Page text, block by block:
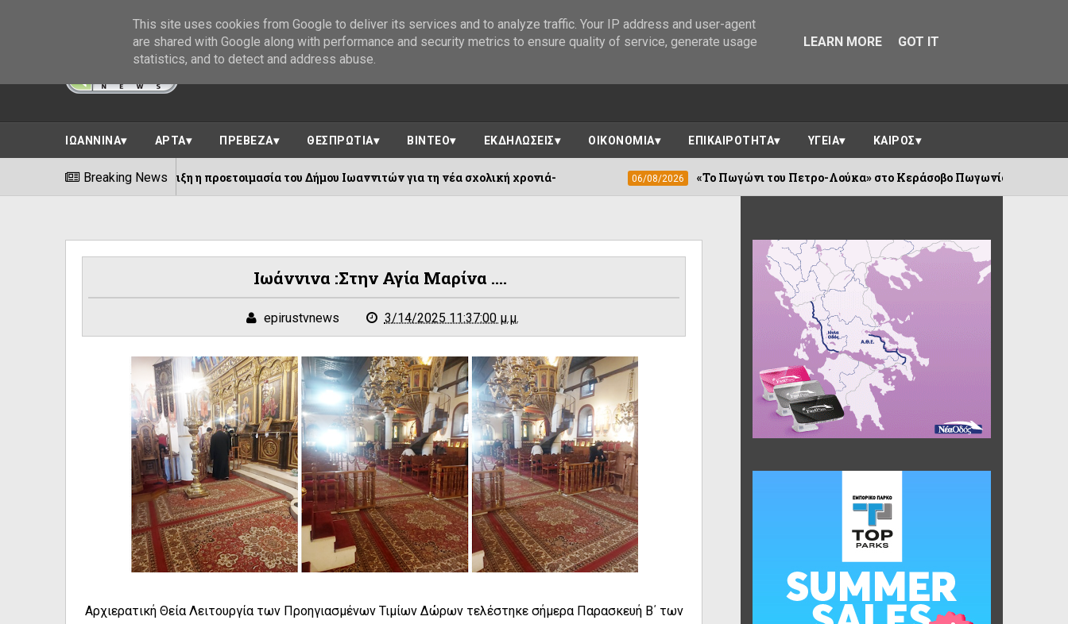
ΙΩΑΝΝΙΝΑ ΑΡΤΑ ΠΡΕΒΕΖΑ ΘΕΣΠΡΩΤΙΑ ΒΙΝΤΕΟ ΕΚΔΗΛΩΣΕΙΣ ΟΙΚΟΝΟΜΙΑ ΕΠΙΚΑΙΡΟΤΗΤΑ ΥΓΕΙΑ ΚΑΙΡΟΣ
Breaking News
06/08/2026 Σε πλήρη εξέλιξη η προετοιμασία του Δήμου Ιωαννιτών για τη νέα σχολική χρονιά- 06/08/2026 «Το Πωγώνι του Πετρο-Λούκα» στο Κεράσοβο
Ιωάννινα :Στην Αγία Μαρίνα ....
epirustvnews 3/14/2025 11:37:00 μ.μ.
Αρχιερατική Θεία Λειτουργία των Προηγιασμένων Τιμίων Δώρων τελέστηκε σήμερα Παρασκευή Β΄ των
This site uses cookies from Google to deliver its services and to analyze traffic. Your IP address and user-agent
are shared with Google along with performance and security metrics to ensure quality of service, generate usage
statistics, and to detect and address abuse.
LEARN MORE GOT IT